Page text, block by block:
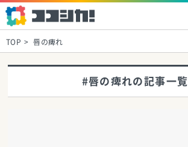
TOP 唇の痺れ
#唇の痺れの記事一覧